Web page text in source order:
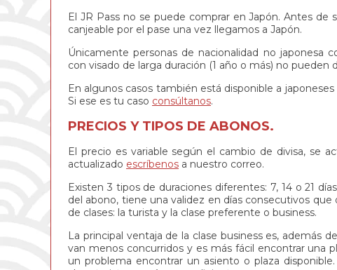
El JR Pass no se puede comprar en Japón. Antes
canjeable por el pase una vez llegamos a Japón.
Únicamente personas de nacionalidad no japonesa
con visado de larga duración (1 año o más) no pueden
En algunos casos también está disponible a
Si ese es tu caso consúltanos.
PRECIOS Y TIPOS DE ABONOS.
El precio es variable según el cambio de divisa, se
actualizado escríbenos a nuestro correo.
Existen 3 tipos de duraciones diferentes: 7, 14 o 21
del abono, tiene una validez en días consecutivos
de clases: la turista y la clase preferente o business.
La principal ventaja de la clase business es, además
van menos concurridos y es más fácil encontrar una
un problema encontrar un asiento o plaza